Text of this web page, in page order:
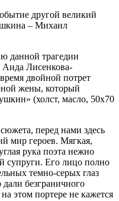
другой великий
– Михаил
данной трагедии
Аида Лисенкова-
двойной потрет
жены, который
(холст, масло, 50х70
перед нами здесь
мир героев. Мягкая,
рука поэта нежно
супруги. Его лицо полно
темно-серых глаз
безграничного
этом портере не кажется